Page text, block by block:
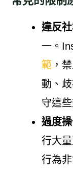
違反社
一。
範，
動、
守這
過度操
行大
行為